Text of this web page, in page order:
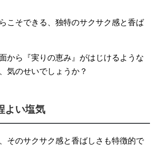
こそできる、独特のサクサク感と香ば
から『実りの恵み』がはじけるような
気のせいでしょうか？
よい塩気
そのサクサク感と香ばしさも特徴的で